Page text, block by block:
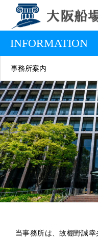
INFORMATION
事務所案内
当事務所は、故棚野誠